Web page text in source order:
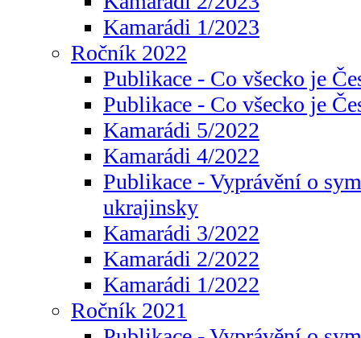
Kamarádi 1/2023
Ročník 2022
Publikace - Co všecko je
Publikace - Co všecko je
Kamarádi 5/2022
Kamarádi 4/2022
Publikace - Vyprávění o
ukrajinsky
Kamarádi 3/2022
Kamarádi 2/2022
Kamarádi 1/2022
Ročník 2021